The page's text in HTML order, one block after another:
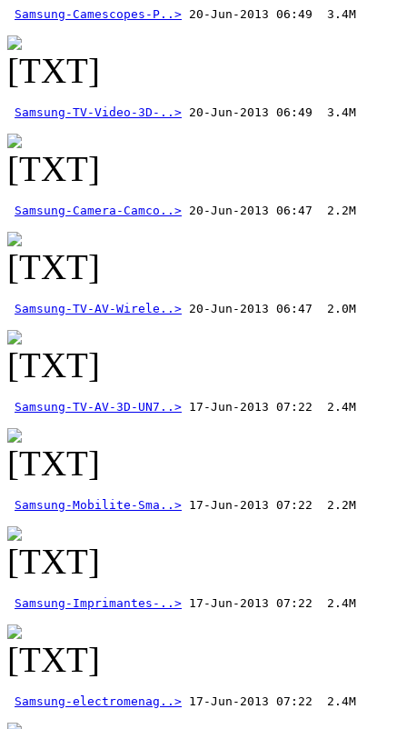
Samsung-Camescopes-P..>
Samsung-TV-Video-3D-..>
Samsung-Camera-Camco..>
Samsung-TV-AV-Wirele..>
Samsung-TV-AV-3D-UN7..>
Samsung-Mobilite-Sma..>
Samsung-Imprimantes-..>
Samsung-electromenag..>